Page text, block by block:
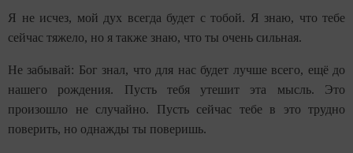
Я не исчез, мой дух всегда будет с тобой. Я знаю, что тебе
сейчас тяжело, но я также знаю, что ты очень сильная.
Не забывай: Бог знал, что для нас будет лучше всего, ещё до
нашего рождения. Пусть тебя утешит эта мысль. Это
произошло не случайно. Пусть сейчас тебе в это трудно
поверить, но однажды ты поверишь.